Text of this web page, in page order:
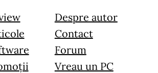
Despre autor
Contact
Forum
Vreau un PC